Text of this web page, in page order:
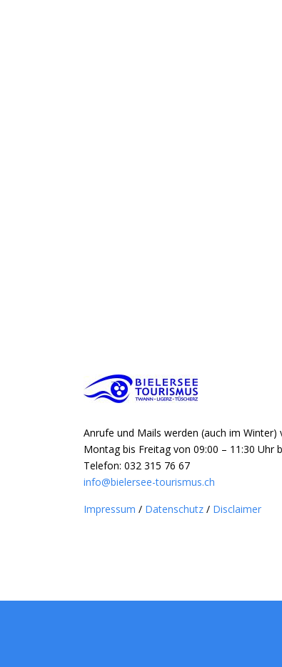
Anrufe und Mails werden (auch im Winter)
Montag bis Freitag von 09:00 – 11:30 Uhr
Telefon: 032 315 76 67
info@bielersee-tourismus.ch
Impressum / Datenschutz / Disclaimer